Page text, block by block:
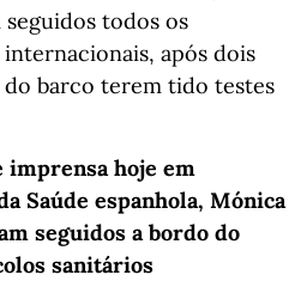
todos os
após dois
barco terem tido testes
imprensa hoje em
Saúde espanhola, Mónica
seguidos a bordo do
sanitários